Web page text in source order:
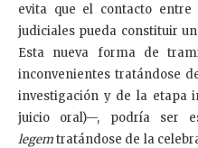
evita que el contacto entre
judiciales pueda constituir
Esta nueva forma de
inconvenientes tratándose
investigación y de la etapa
juicio oral)—, podría ser
legemtratándose de la